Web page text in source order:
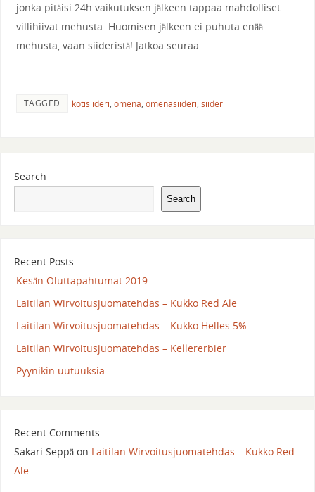
jonka pitäisi 24h vaikutuksen jälkeen tappaa mahdolliset
villihiivat mehusta. Huomisen jälkeen ei puhuta enää
mehusta, vaan siideristä! Jatkoa seuraa…
TAGGED kotisiideri, omena, omenasiideri, siideri
Search
Search
Recent Posts
Kesän Oluttapahtumat 2019
Laitilan Wirvoitusjuomatehdas – Kukko Red Ale
Laitilan Wirvoitusjuomatehdas – Kukko Helles 5%
Laitilan Wirvoitusjuomatehdas – Kellererbier
Pyynikin uutuuksia
Recent Comments
Sakari Seppäon Laitilan Wirvoitusjuomatehdas – Kukko Red
Ale